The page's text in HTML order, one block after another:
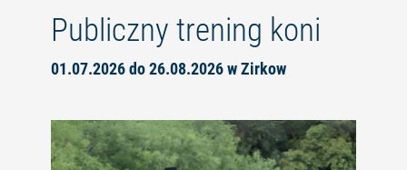
Publiczny trening koni
01.07.2026 do 26.08.2026 w Zirkow